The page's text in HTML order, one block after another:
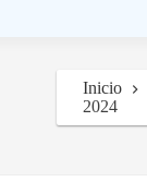
Inicio
2024